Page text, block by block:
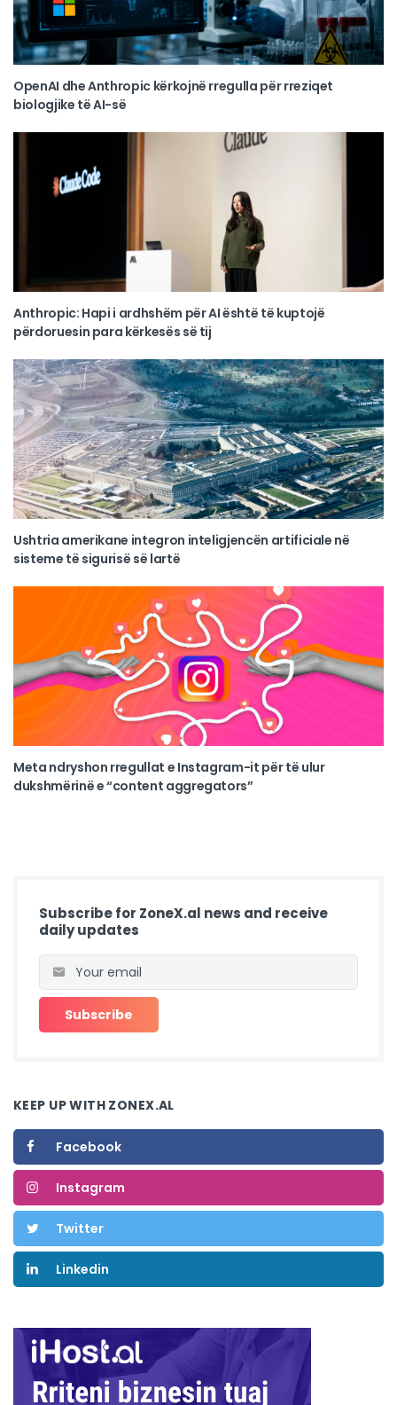
OpenAI dhe Anthropic kërkojnë rregulla për rreziqet
biologjike të AI-së
Anthropic: Hapi i ardhshëm për AI është të kuptojë
përdoruesin para kërkesës së tij
Ushtria amerikane integron inteligjencën artificiale në
sisteme të sigurisë së lartë
Meta ndryshon rregullat e Instagram-it për të ulur
dukshmërinë e “content aggregators”
Subscribe for ZoneX.al news and receive
daily updates
KEEP UP WITH ZONEX.AL
Facebook
Instagram
Twitter
Linkedin